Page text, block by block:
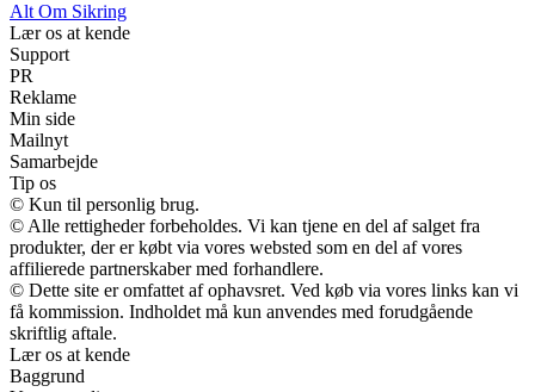
Alt Om Sikring
Lær os at kende
Support
PR
Reklame
Min side
Mailnyt
Samarbejde
Tip os
© Kun til personlig brug.
© Alle rettigheder forbeholdes. Vi kan tjene en del af salget fra
produkter, der er købt via vores websted som en del af vores
affilierede partnerskaber med forhandlere.
© Dette site er omfattet af ophavsret. Ved køb via vores links kan vi
få kommission. Indholdet må kun anvendes med forudgående
skriftlig aftale.
Lær os at kende
Baggrund